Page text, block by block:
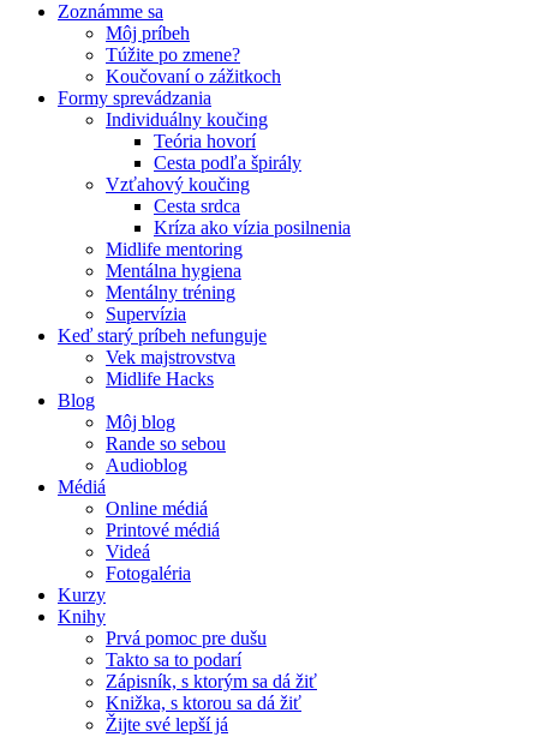
Zoznámme sa
Môj príbeh
Túžite po zmene?
Koučovaní o zážitkoch
Formy sprevádzania
Individuálny koučing
Teória hovorí
Cesta podľa špirály
Vzťahový koučing
Cesta srdca
Kríza ako vízia posilnenia
Midlife mentoring
Mentálna hygiena
Mentálny tréning
Supervízia
Keď starý príbeh nefunguje
Vek majstrovstva
Midlife Hacks
Blog
Môj blog
Rande so sebou
Audioblog
Médiá
Online médiá
Printové médiá
Videá
Fotogaléria
Kurzy
Knihy
Prvá pomoc pre dušu
Takto sa to podarí
Zápisník, s ktorým sa dá žiť
Knižka, s ktorou sa dá žiť
Žijte své lepší já